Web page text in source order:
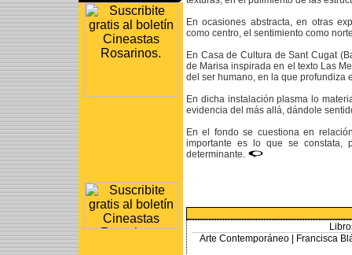
En ocasiones abstracta, en otras
como centro, el sentimiento como
En Casa de Cultura de Sant Cugat
de Marisa inspirada en el texto Las
del ser humano, en la que profundiza
En dicha instalación plasma lo
evidencia del más allá, dándole
En el fondo se cuestiona en
importante es lo que se
determinante.
Arte Contemporáneo |
Francisca